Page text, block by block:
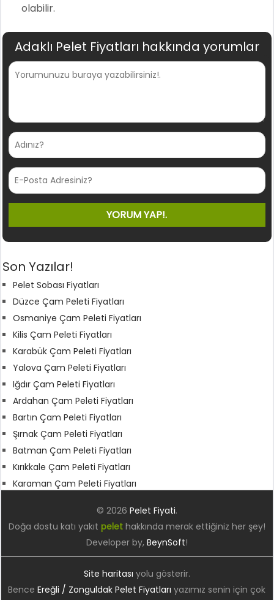
olabilir.
Adaklı Pelet Fiyatları hakkında yorumlar
Son Yazılar!
Pelet Sobası Fiyatları
Düzce Çam Peleti Fiyatları
Osmaniye Çam Peleti Fiyatları
Kilis Çam Peleti Fiyatları
Karabük Çam Peleti Fiyatları
Yalova Çam Peleti Fiyatları
Iğdır Çam Peleti Fiyatları
Ardahan Çam Peleti Fiyatları
Bartın Çam Peleti Fiyatları
Şırnak Çam Peleti Fiyatları
Batman Çam Peleti Fiyatları
Kırıkkale Çam Peleti Fiyatları
Karaman Çam Peleti Fiyatları
© 2026 Pelet Fiyati.
Doğa dostu katı yakıt pelethakkında merak ettiğiniz her şey!
Developer by, BeynSoft!
Site haritası yolu gösterir.
BenceEreğli / Zonguldak Pelet Fiyatları yazımız senin için çok